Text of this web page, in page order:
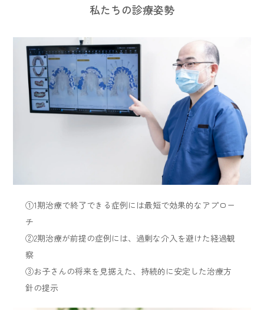
私たちの診療姿勢
①1期治療で終了できる症例には最短で効果的なアプロー
チ
②2期治療が前提の症例には、過剰な介入を避けた経過観
察
③お子さんの将来を見据えた、持続的に安定した治療方
針の提示